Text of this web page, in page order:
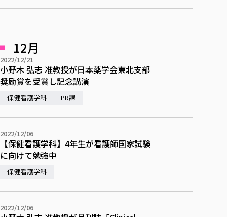
校歌の歴史
寄附の受け入れ
関連法人
教職員募集
役員・評議員一覧
キャンパス案内
公的資金等の不正使用の防止に関する基本方針
研究活動における不正行為の防止等に関する対応
大学広報誌「TFU Newsletter 東北福祉大学通信」
初年次教育（リエゾンゼミⅠ）について
リエゾンゼミ・ナビ（テキスト等）
お役立ち情報（リンク集）
放射線モニタリング測定結果（国見キャンパス）
中期事業計画
事業計画／財務・事業報告
大学評価
IR情報
学部・学科等設置計画履行状況報告書
情報公開規程
健康科学部
保健看護学科
リハビリテーション学科
医療経営管理学科
情報福祉マネジメント学科
仏教専修科
大学院
大学院
総合福祉学研究科 社会福祉学専攻 修士課程
総合福祉学研究科 社会福祉学専攻 博士課程
通信教育部
通信教育部
通信制大学院 総合福祉学研究科 福祉心理学専攻 修士課程
カリキュラム（学部・大学院）
オープンキャンパス
東北福祉大学のキャリアサポート
東北福祉大学のキャリアサポート
進路・就職支援
東北福祉大学のキャリア教育
採用ご担当者様へ
採用ご担当者様へ
単独学内説明会のご案内
在学生の方
在学生の方
資格取得報奨制度について
東北福祉大学求人・インターンシップ検索サイト（キャリタス
卒業生の方
卒業生の方
よくあるご質問
在学生インタビュー
文化会・文化系サークル紹介
大学指定団体紹介
交換留学生 Exchange students
海外留学・研修
外国人在学生
Prospective Students
学生支援センター国際交流の活動
スタッフ紹介
社会連携・研究 TOP
東北福祉大学の研究活動
共同研究等をご検討の皆様へ
東北福祉大学の紀要・リポジトリ
東北福祉大学の紀要・リポジトリ
研究紀要
教職研究
産学・産学官連携
産学・産学官連携
学生参加 × 産学官連携 ～ 「行学一如」の実践
社会貢献・地域連携活動
社会貢献・地域連携活動
社会貢献への取り組み
生涯教育・キャリア教育
月例TFU実学臨床研究セミナー
特別支援教育研究室
TFU教育フォーラム
関連法人
12月
2022/12/21
小野木 弘志 准教授が日本薬学会東北支部
奨励賞を受賞し記念講演
保健看護学科 PR課
2022/12/06
【保健看護学科】4年生が看護師国家試験
に向けて勉強中
保健看護学科
2022/12/06